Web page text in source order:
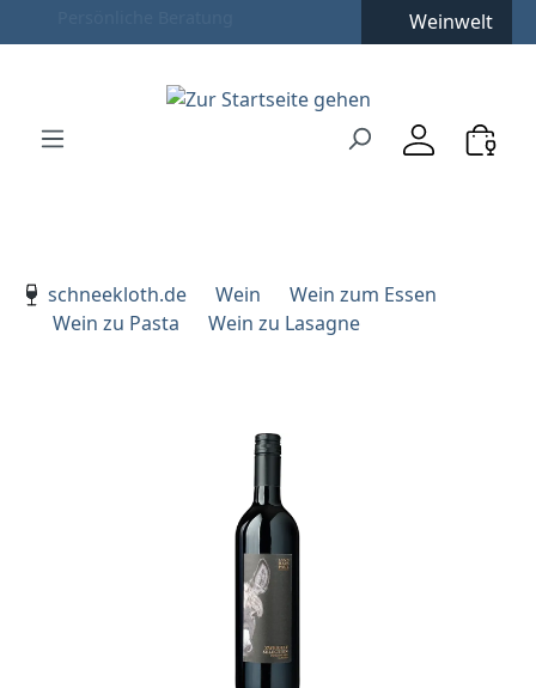
Zur Hauptnavigation springen
Weinwelt
schneekloth.de
Wein
Wein zum Essen
Wein zu Pasta
Wein zu Lasagne
Bildergalerie überspringen